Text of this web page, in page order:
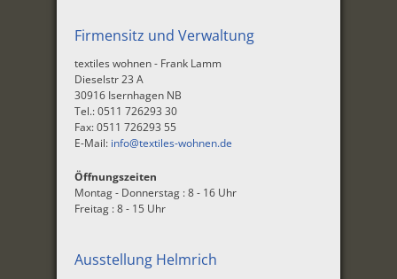
Firmensitz und Verwaltung
textiles wohnen - Frank Lamm
Dieselstr 23 A
30916 Isernhagen NB
Tel.: 0511 726293 30
Fax: 0511 726293 55
E-Mail: info@textiles-wohnen.de
Öffnungszeiten
Montag - Donnerstag : 8 - 16 Uhr
Freitag : 8 - 15 Uhr
Ausstellung Helmrich